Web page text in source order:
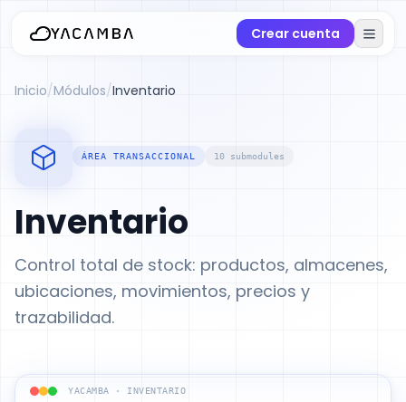
Crear cuenta
Inicio/Módulos/Inventario
ÁREA TRANSACCIONAL 10 submodules
Inventario
Control total de stock: productos, almacenes,
ubicaciones, movimientos, precios y
trazabilidad.
YACAMBA · INVENTARIO